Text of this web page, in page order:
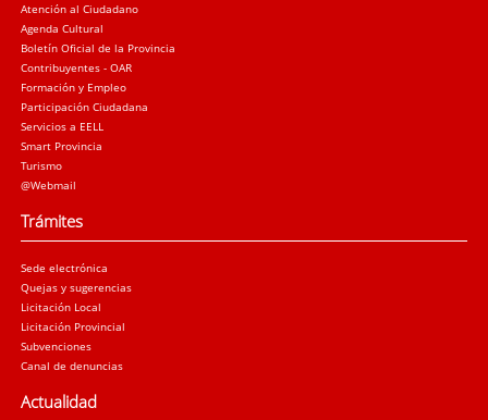
Atención al Ciudadano
Agenda Cultural
Boletín Oficial de la Provincia
Contribuyentes - OAR
Formación y Empleo
Participación Ciudadana
Servicios a EELL
Smart Provincia
Turismo
@Webmail
Trámites
Sede electrónica
Quejas y sugerencias
Licitación Local
Licitación Provincial
Subvenciones
Canal de denuncias
Actualidad